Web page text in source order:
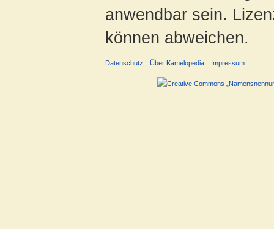
anwendbar sein.
können abweichen.
Datenschutz Über Kamelopedia Impressum